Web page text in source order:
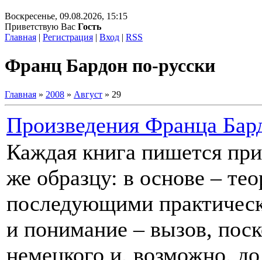
Воскресенье, 09.08.2026, 15:15
Приветствую Вас Гость
Главная | Регистрация | Вход | RSS
Франц Бардон по-русски
Главная » 2008 » Август » 29
Произведения Франца
Каждая книга пишется
же образцу: в основе –
последующими
и понимание – вызов,
немецкого и, возможно,